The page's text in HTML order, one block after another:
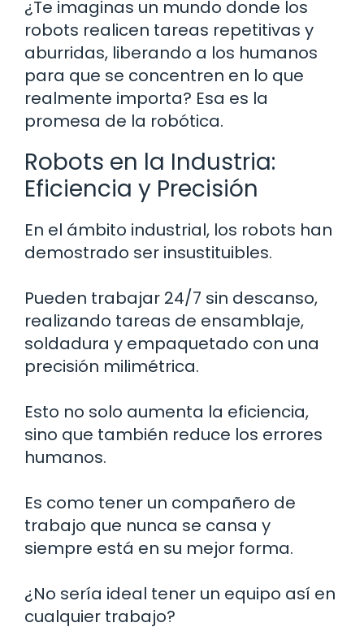
¿Te imaginas un mundo donde los
robots realicen tareas repetitivas y
aburridas, liberando a los humanos
para que se concentren en lo que
realmente importa? Esa es la
promesa de la robótica.
Robots en la Industria:
Eficiencia y Precisión
En el ámbito industrial, los robots han
demostrado ser insustituibles.
Pueden trabajar 24/7 sin descanso,
realizando tareas de ensamblaje,
soldadura y empaquetado con una
precisión milimétrica.
Esto no solo aumenta la eficiencia,
sino que también reduce los errores
humanos.
Es como tener un compañero de
trabajo que nunca se cansa y
siempre está en su mejor forma.
¿No sería ideal tener un equipo así en
cualquier trabajo?